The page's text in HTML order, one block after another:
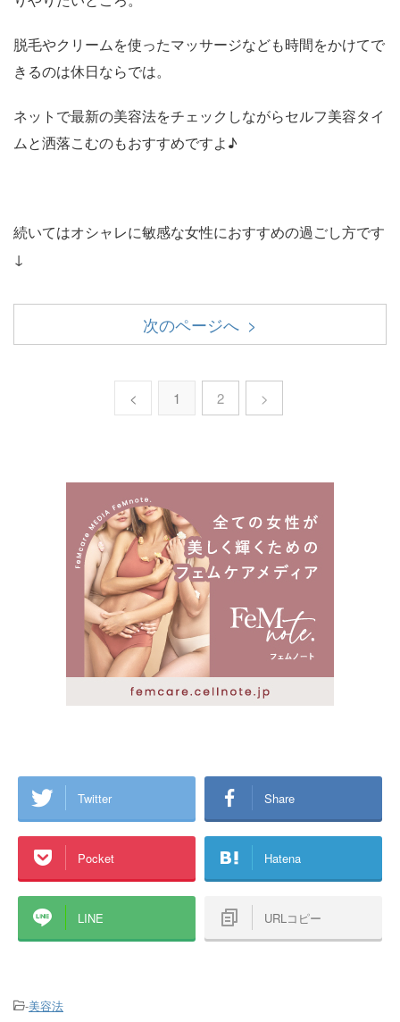
脱毛やクリームを使ったマッサージなども時間をかけてで
きるのは休日ならでは。
ネットで最新の美容法をチェックしながらセルフ美容タイ
ムと洒落こむのもおすすめですよ♪
続いてはオシャレに敏感な女性におすすめの過ごし方です
↓
次のページへ >
< 1 2 >
Twitter Share
Pocket Hatena
LINE URLコピー
-美容法